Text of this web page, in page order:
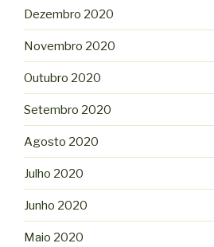
Dezembro 2020
Novembro 2020
Outubro 2020
Setembro 2020
Agosto 2020
Julho 2020
Junho 2020
Maio 2020